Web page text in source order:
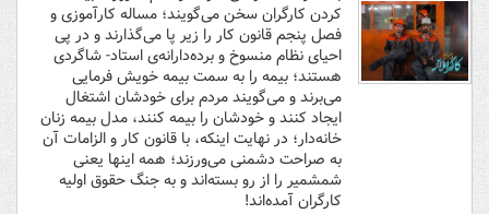
کردن کارگران سخن می‌گویند؛ مساله کارآموزی و
فصل پنجم قانون کار را زیر پا می‌گذارند و در پی
احیای نظام منسوخ و برده‌دارانه‌ی استاد- شاگردی
هستند؛ بیمه را به سمت بیمه خویش فرمایی
می‌برند و می‌گویند مردم برای خودشان اشتغال
ایجاد کنند و خودشان را بیمه کنند، مدل بیمه زنان
خانه‌دار؛ در نهایت اینکه، با قانون کار و الزامات آن
به صراحت دشمنی می‌ورزند؛ همه اینها یعنی
شمشمیر را از رو بسته‌اند و به جنگ حقوق اولیه
کارگران آمده‌اند!